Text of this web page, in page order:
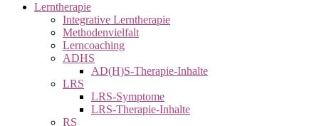
Lerntherapie
Integrative Lerntherapie
Methodenvielfalt
Lerncoaching
ADHS
AD(H)S-Therapie-Inhalte
LRS
LRS-Symptome
LRS-Therapie-Inhalte
RS